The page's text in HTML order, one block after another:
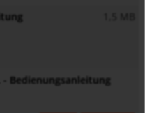
Bedienungsanleitung